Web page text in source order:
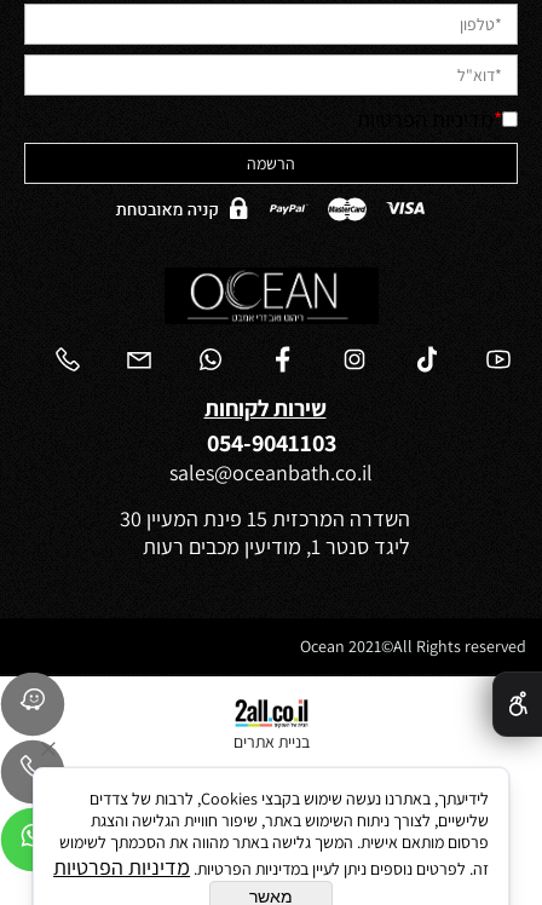
*
שירות לקוחות
054-9041103
sales@oceanbath.co.il
השדרה המרכזית 15 פינת המעיין 30
ליגד סנטר 1, מודיעין מכבים רעות
בניית אתרים
לידיעתך, באתרנו נעשה שימוש בקבצי Cookies, לרבות של צדדים
שלישיים, לצורך ניתוח השימוש באתר, שיפור חוויית הגלישה והצגת
פרסום מותאם אישית. המשך גלישה באתר מהווה את הסכמתך לשימוש
זה. לפרטים נוספים ניתן לעיין במדיניות הפרטיות. מדיניות הפרטיות
מאשר